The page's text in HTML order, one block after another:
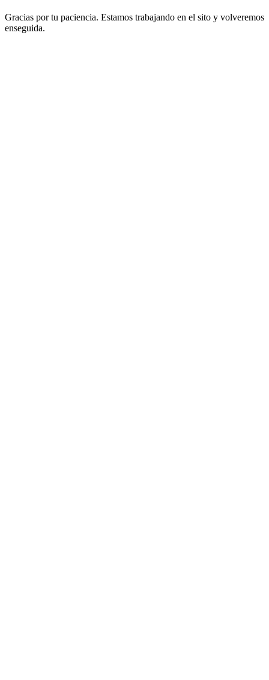
Gracias por tu paciencia. Estamos trabajando en el sito y volveremos
enseguida.